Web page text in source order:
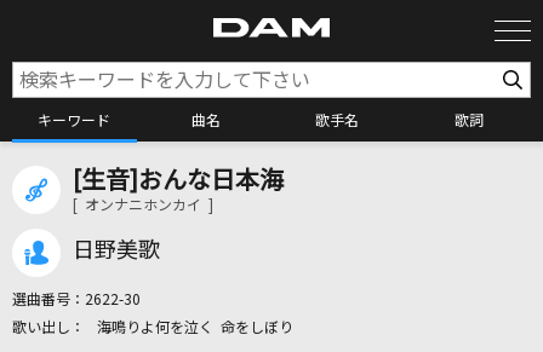
キーワード 曲名 歌手名 歌詞
カラオケ検索
[生音]おんな日本海
[ オンナニホンカイ ]
日野美歌
選曲番号： 2622-30
海鳴りよ何を泣く 命をしぼり